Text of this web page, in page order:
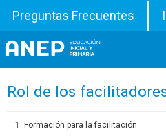
Preguntas Frecuentes
Divisiones
Departamentos
Rol de los
Formación para la facilitación